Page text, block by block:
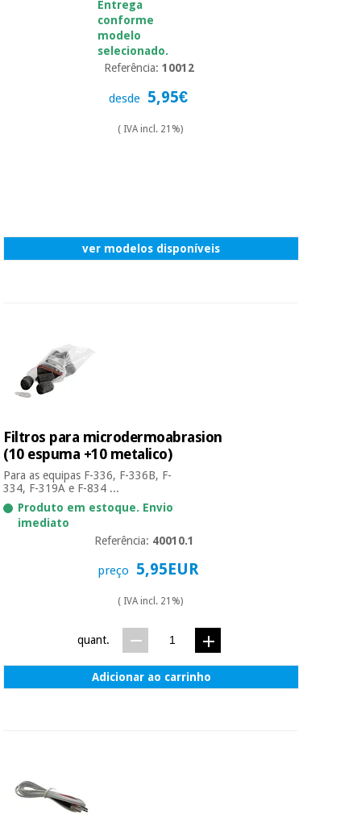
Entrega
conforme
modelo
selecionado.
Referência:10012
desde 5,95€
( IVA incl. 21%)
ver modelos disponíveis
Filtros para microdermoabrasion
(10 espuma +10 metalico)
Para as equipas F-336, F-336B, F-
334, F-319A e F-834 ...
Produto em estoque. Envio
imediato
Referência: 40010.1
preço 5,95EUR
( IVA incl. 21%)
quant.
Adicionar ao carrinho